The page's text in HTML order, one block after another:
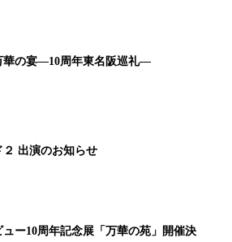
華の宴―10周年東名阪巡礼―
出演のお知らせ
ー10周年記念展「万華の苑」開催決